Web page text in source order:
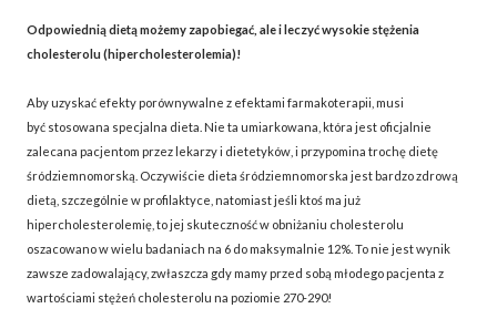
Odpowiednią dietą możemy zapobiegać, ale i leczyć wysokie stężenia
cholesterolu (hipercholesterolemia)!
Aby uzyskać efekty porównywalne z efektami farmakoterapii, musi
być stosowana specjalna dieta. Nie ta umiarkowana, która jest oficjalnie
zalecana pacjentom przez lekarzy i dietetyków, i przypomina trochę dietę
śródziemnomorską. Oczywiście dieta śródziemnomorska jest bardzo zdrową
dietą, szczególnie w profilaktyce, natomiast jeśli ktoś ma już
hipercholesterolemię, to jej skuteczność w obniżaniu cholesterolu
oszacowano w wielu badaniach na 6 do maksymalnie 12%. To nie jest wynik
zawsze zadowalający, zwłaszcza gdy mamy przed sobą młodego pacjenta z
wartościami stężeń cholesterolu na poziomie 270-290!